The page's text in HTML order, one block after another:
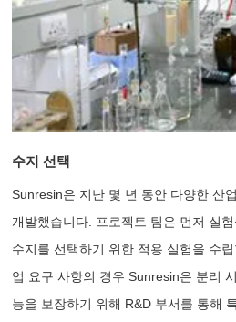
수지 선택
Sunresin은 지난 몇 년 동안 다양한 산
개발했습니다. 프로젝트 팀은 먼저 실
수지를 선택하기 위한 적용 실험을 수
업 요구 사항의 경우 Sunresin은 분리
능을 보장하기 위해 R&D 부서를 통해